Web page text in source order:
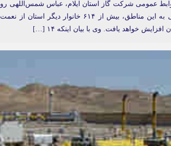
که با گازرسانی به این مناطق، بیش از
خواهد یافت. وی با بیان اینکه ۱۴ […]